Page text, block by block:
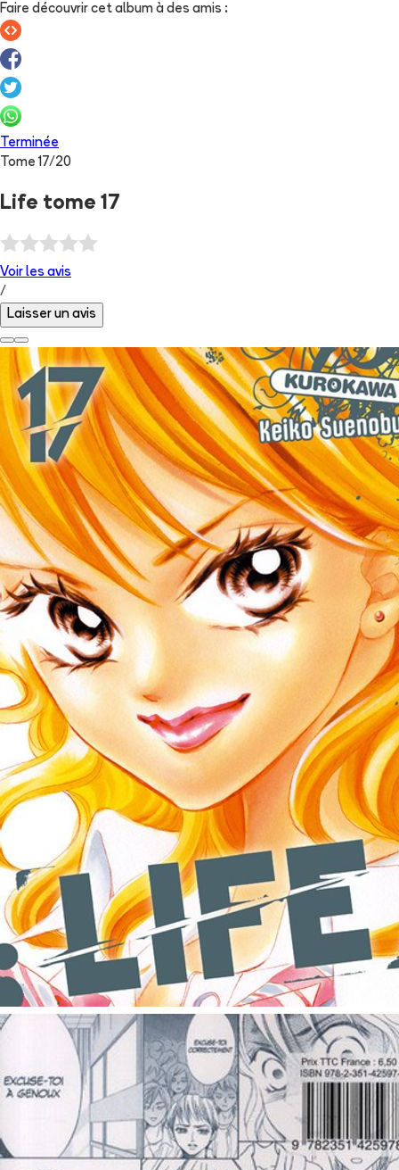
Faire découvrir cet album à des amis :
Terminée
Tome17/20
Life tome 17
Voir les avis
/
Laisser un avis